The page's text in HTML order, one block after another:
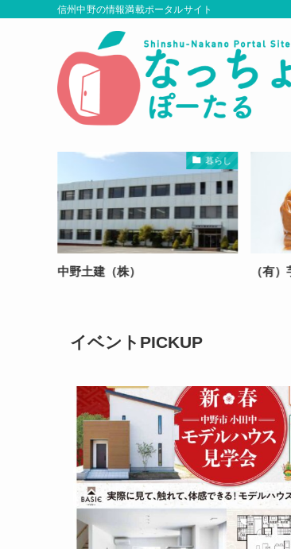
信州中野の情報満載ポータルサイト
暮らし
中野土建（株） （有
イベントPICKUP